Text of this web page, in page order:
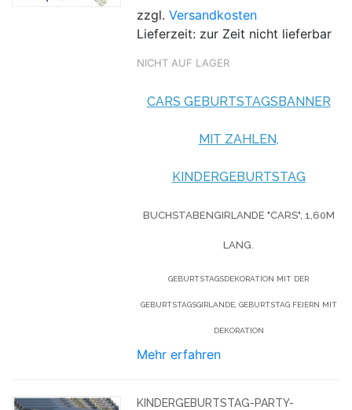
zzgl.Versandkosten
Lieferzeit: zur Zeit nicht lieferbar
NICHT AUF LAGER
CARS GEBURTSTAGSBANNER
MIT ZAHLEN,
KINDERGEBURTSTAG
BUCHSTABENGIRLANDE "CARS", 1,60M
LANG.
GEBURTSTAGSDEKORATION MIT DER
GEBURTSTAGSGIRLANDE, GEBURTSTAG FEIERN MIT
DEKORATION
Mehr erfahren
KINDERGEBURTSTAG-PARTY-